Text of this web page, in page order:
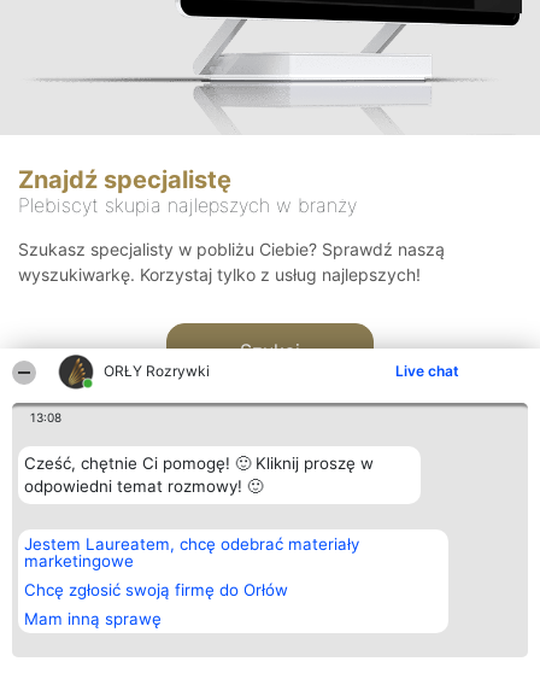
ORŁY Rozrywki Live chat
13:08
Cześć, chętnie Ci pomogę! 🙂 Kliknij proszę w
odpowiedni temat rozmowy! 🙂
Jestem Laureatem, chcę odebrać materiały
marketingowe
Chcę zgłosić swoją firmę do Orłów
Mam inną sprawę
Znajdź specjalistę
Plebiscyt skupia najlepszych w branży
Szukasz specjalisty w pobliżu Ciebie? Sprawdź naszą
wyszukiwarkę. Korzystaj tylko z usług najlepszych!
Szukaj
Organizator plebiscytu
Bright Side Solutions sp. z o.
o. sp. k.
ul. Ruska 22
Wrocław 50-079
KRS 0000749100 | Regon
381313360 | NIP 8943132676
Plebiscyt
Laureaci
wszystkich
Laureatów
Regulamin
Kontakt
Kontakt